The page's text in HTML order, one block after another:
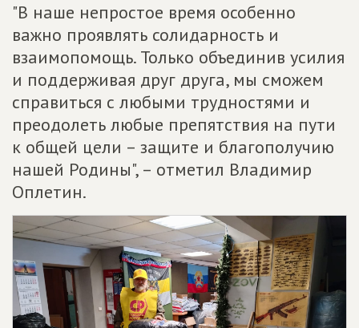
"В наше непростое время особенно
важно проявлять солидарность и
взаимопомощь. Только объединив усилия
и поддерживая друг друга, мы сможем
справиться с любыми трудностями и
преодолеть любые препятствия на пути
к общей цели – защите и благополучию
нашей Родины", – отметил Владимир
Оплетин.